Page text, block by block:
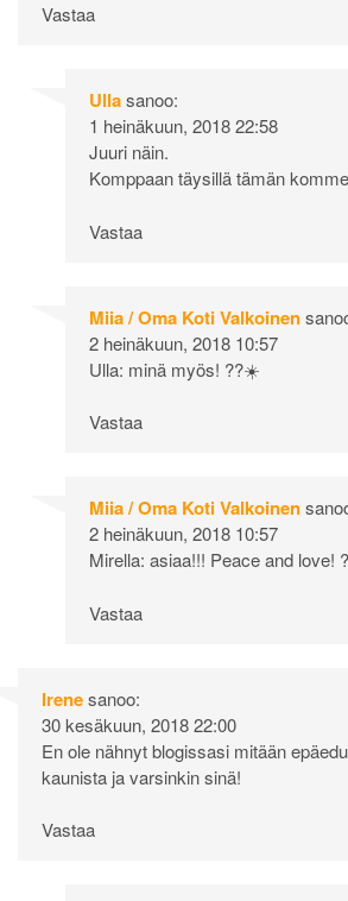
Vastaa
Ullasanoo:
1 heinäkuun, 2018 22:58
Juuri näin.
Komppaan täysillä tämän
Vastaa
Miia / Oma Koti Valkoinen
2 heinäkuun, 2018 10:57
Ulla: minä myös! ??☀️
Vastaa
Miia / Oma Koti Valkoinen
2 heinäkuun, 2018 10:57
Mirella: asiaa!!! Peace and love!
Vastaa
Irenesanoo:
30 kesäkuun, 2018 22:00
En ole nähnyt blogissasi mitään
kaunista ja varsinkin sinä!
Vastaa